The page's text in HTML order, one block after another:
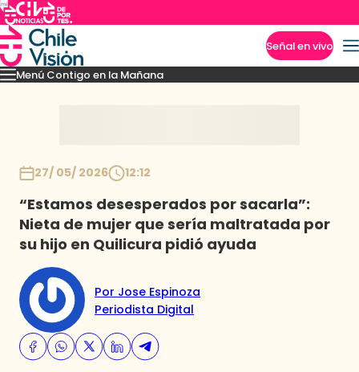
Señal en vivo
Menú Contigo en la Mañana
MomentosReportajesDenunciasPolicialPolíticaEspectáculo
27/ 05/ 2026 12:12
“Estamos desesperados por sacarla”:
Nieta de mujer que sería maltratada por
su hijo en Quilicura pidió ayuda
Por Jose Espinoza
Periodista Digital
Imperdibles